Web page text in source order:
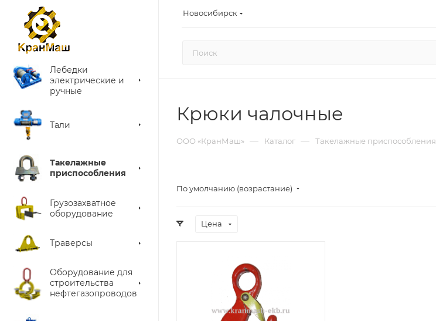
Новосибирск
Лебедки
электрические и
ручные
Тали
Такелажные
приспособления
Грузозахватное
оборудование
Траверсы
Оборудование для
строительства
нефтегазопроводов
Крюки чалочные
ООО «КранМаш» — Каталог — Такелажные приспособления
По умолчанию (возрастание)
Цена